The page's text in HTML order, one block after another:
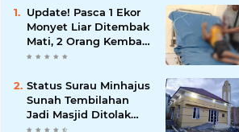
Update! Pasca 1 Ekor
Monyet Liar Ditembak
Mati, 2 Orang Kembali
Jadi Korban
Status Surau Minhajus
Sunah Tembilahan
Jadi Masjid Ditolak
Warga Diduga